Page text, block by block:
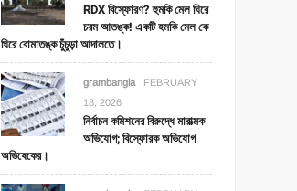
RDX বিস্ফোরণ? হুমকি মেল ঘিরে
চরম আতঙ্ক! একটি হমকি মেল কে
ঘিরে বোমাতঙ্ক চুঁচুড়া আদালতে।
grambangla
FEBRUARY
18, 2026
নির্বাচন কমিশনের বিরুদ্ধে মারাত্মক
অভিযোগ; বিস্ফোরক অভিযোগ
অভিষেকের।